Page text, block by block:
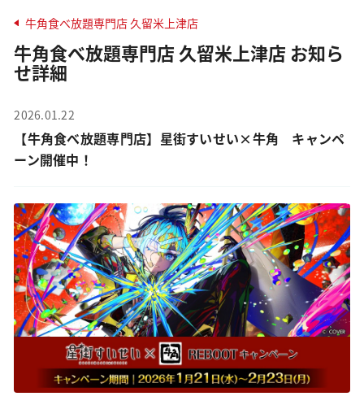
牛角食べ放題専門店 久留米上津店
牛角食べ放題専門店 久留米上津店 お知ら
せ詳細
2026.01.22
【牛角食べ放題専門店】星街すいせい×牛角 キャンペ
ーン開催中！